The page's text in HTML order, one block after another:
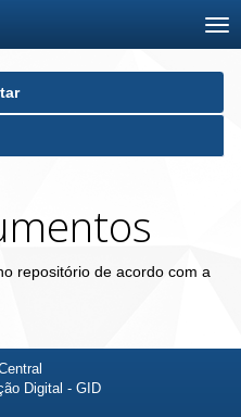
repositório de acordo com a
Digital - GID